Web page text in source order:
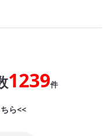
1239件
ら<<